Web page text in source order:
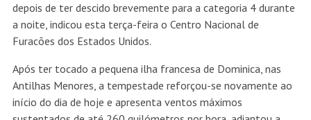
depois de ter descido brevemente para a categoria 4 durante
a noite, indicou esta terça-feira o Centro Nacional de
Furacões dos Estados Unidos.
Após ter tocado a pequena ilha francesa de Dominica, nas
Antilhas Menores, a tempestade reforçou-se novamente ao
início do dia de hoje e apresenta ventos máximos